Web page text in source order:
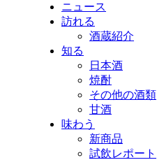
ニュース
訪れる
酒蔵紹介
知る
日本酒
焼酎
その他の酒類
甘酒
味わう
新商品
試飲レポート